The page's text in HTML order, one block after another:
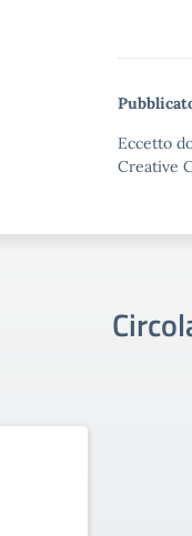
Eccetto
Creative